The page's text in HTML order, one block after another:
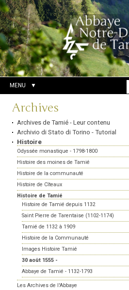
Aller
au
contenu.
|
Aller
à
la
navigation
Outils
personnels
Chercher par
Recherche
avancée…
MENU
Navigation
Archives
Archives de Tamié - Leur contenu
Archivio di Stato di Torino - Tutorial
Histoire
Odyssée monastique - 1798-1800
Histoire des moines de Tamié
Histoire de la communauté
Histoire de Cîteaux
Histoire de Tamié
Histoire de Tamié depuis 1132
Saint Pierre de Tarentaise (1102-1174)
Tamié de 1132 à 1909
Histoire de la Communauté
Images Histoire Tamié
30 août 1555 -
Abbaye de Tamié - 1132-1793
Les Archives de l'Abbaye